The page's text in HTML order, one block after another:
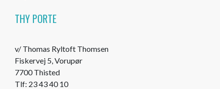
THY PORTE
v/ Thomas Ryltoft Thomsen
Fiskervej 5, Vorupør
7700 Thisted
Tlf: 23 43 40 10